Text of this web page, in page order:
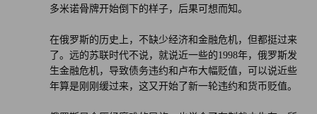
多米诺骨牌开始倒下的样子，后果可想而知。
在俄罗斯的历史上，不缺少经济和金融危机，但都挺过来
了。远的苏联时代不说，就说近一些的1998年，俄罗斯发
生金融危机，导致债务违约和卢布大幅贬值，可以说近些
年算是刚刚缓过来，这又开始了新一轮违约和货币贬值。